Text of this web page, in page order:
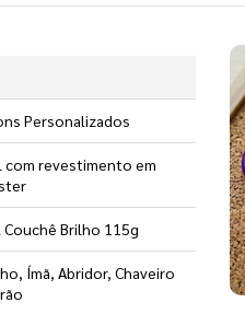
Personalizados
com revestimento em
Couchê Brilho 115g
Ímã, Abridor, Chaveiro